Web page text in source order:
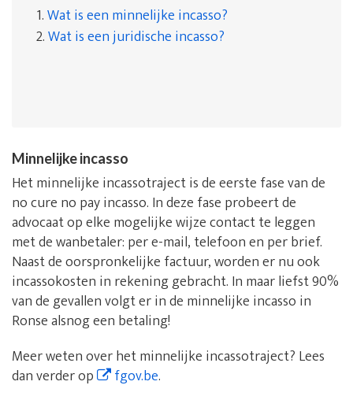
1.Wat is een minnelijke incasso?
2.Wat is een juridische incasso?
Minnelijke incasso
Het minnelijke incassotraject is de eerste fase van de
no cure no pay incasso. In deze fase probeert de
advocaat op elke mogelijke wijze contact te leggen
met de wanbetaler: per e-mail, telefoon en per brief.
Naast de oorspronkelijke factuur, worden er nu ook
incassokosten in rekening gebracht. In maar liefst 90%
van de gevallen volgt er in de minnelijke incasso in
Ronse alsnog een betaling!
Meer weten over het minnelijke incassotraject? Lees
dan verder op
fgov.be.